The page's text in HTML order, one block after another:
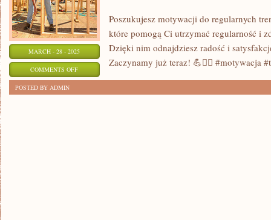
MARCH - 28 - 2025
COMMENTS OFFON
Poszukujesz motywacji do regularnych
które pomogą Ci utrzymać regularność i
Dzięki nim odnajdziesz radość i
Zaczynamy już teraz! 💪🏋️‍♀️ #motywacja
POSTED BY ADMIN